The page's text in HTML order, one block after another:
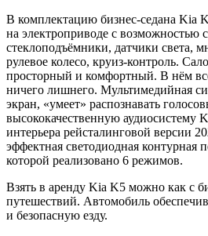
В комплектацию бизнес-седана Kia
на электроприводе с возможностью
стеклоподъёмники, датчики света,
рулевое колесо, круиз-контроль.
просторный и комфортный. В нём
ничего лишнего. Мультимедийная
экран, «умеет» распознавать
высококачественную аудиосистему
интерьера рейсталинговой версии
эффектная светодиодная контурная
которой реализовано 6 режимов.
Взять в аренду Kia K5 можно как с
путешествий. Автомобиль
и безопасную езду.